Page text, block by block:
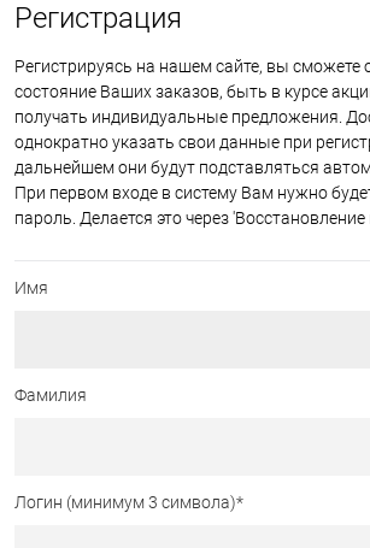
Регистрация
Регистрируясь на нашем сайте, вы сможете
состояние Ваших заказов, быть в курсе
получать индивидуальные предложения.
однократно указать свои данные при
дальнейшем они будут подставляться
При первом входе в систему Вам нужно
пароль. Делается это через
Имя
Фамилия
Логин (минимум 3 символа)*